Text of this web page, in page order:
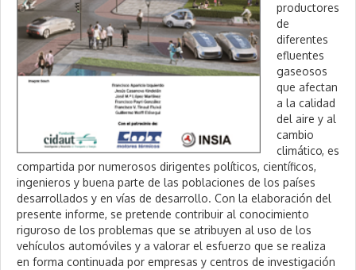
productores
de
diferentes
efluentes
gaseosos
que afectan
a la calidad
del aire y al
cambio
climático, es
compartida por numerosos dirigentes políticos, científicos,
ingenieros y buena parte de las poblaciones de los países
desarrollados y en vías de desarrollo. Con la elaboración del
presente informe, se pretende contribuir al conocimiento
riguroso de los problemas que se atribuyen al uso de los
vehículos automóviles y a valorar el esfuerzo que se realiza
en forma continuada por empresas y centros de investigación